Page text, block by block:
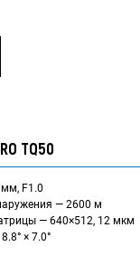
TQ50
F1.0
— 2600 м
— 640×512, 12 мкм
× 7.0°